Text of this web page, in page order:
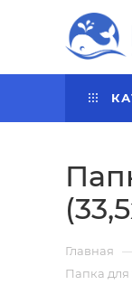
Главная
Папка для